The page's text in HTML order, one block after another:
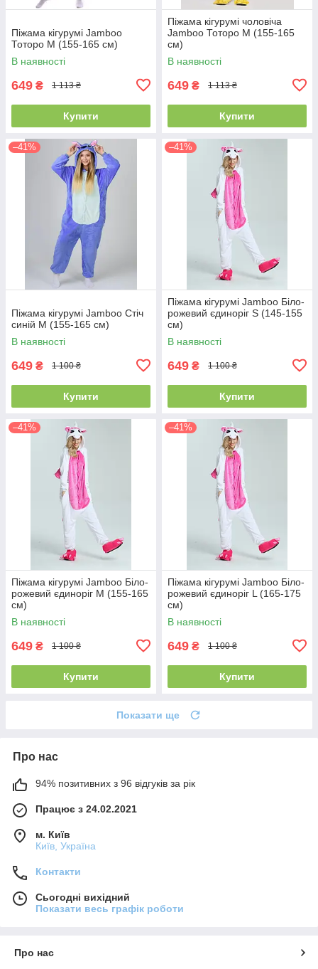
Піжама кігурумі Jamboo
Тоторо M (155-165 см)
В наявності
649 ₴ 1 113 ₴
Купити
Піжама кігурумі чоловіча
Jamboo Тоторо M (155-165
см)
В наявності
649 ₴ 1 113 ₴
Купити
–41%
Піжама кігурумі Jamboo Стіч
синій M (155-165 см)
В наявності
649 ₴ 1 100 ₴
Купити
–41%
Піжама кігурумі Jamboo Біло-
рожевий єдиноріг S (145-155
см)
В наявності
649 ₴ 1 100 ₴
Купити
–41%
Піжама кігурумі Jamboo Біло-
рожевий єдиноріг M (155-165
см)
В наявності
649 ₴ 1 100 ₴
Купити
–41%
Піжама кігурумі Jamboo Біло-
рожевий єдиноріг L (165-175
см)
В наявності
649 ₴ 1 100 ₴
Купити
Показати ще
Про нас
94% позитивних з 96 відгуків за рік
Працює з 24.02.2021
м. Київ
Київ, Україна
Контакти
Сьогодні вихідний
Показати весь графік роботи
Про нас